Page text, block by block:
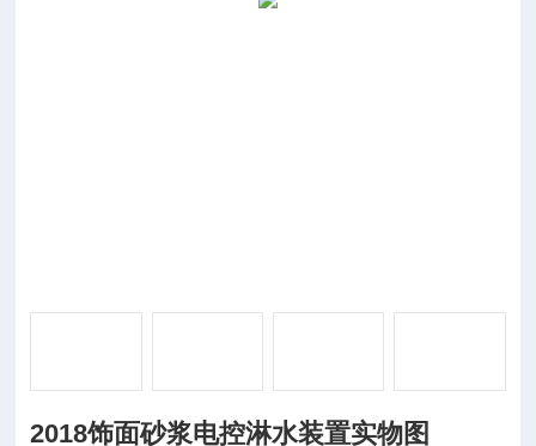
2018饰面砂浆电控淋水装置实物图